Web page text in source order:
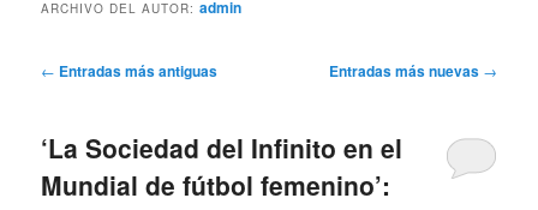
ARCHIVO DEL AUTOR:admin
Navegación
← Entradas más antiguas Entradas más nuevas →
‘La Sociedad del Infinito en el
Mundial de fútbol femenino’: